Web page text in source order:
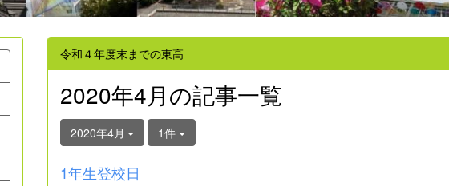
令和４年度末までの東高
2020年4月の記事一覧
2020年4月 1件
1年生登校日